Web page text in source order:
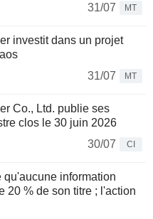
31/07
MT
investit dans un projet
31/07
MT
Co., Ltd. publie ses
clos le 30 juin 2026
30/07
CI
information
20 % de son titre ; l'action